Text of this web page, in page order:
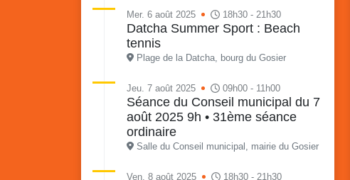
Mer. 6 août 2025 18h30 - 21h30
Datcha Summer Sport : Beach
tennis
Plage de la Datcha, bourg du Gosier
Jeu. 7 août 2025 09h00 - 11h00
Séance du Conseil municipal du 7
août 2025 9h • 31ème séance
ordinaire
Salle du Conseil municipal, mairie du Gosier
Ven. 8 août 2025 18h30 - 21h30
Vakans o Gozyé : Gosier
Lanta
PDF - 1.6 Mio
du
en livre,
quartier